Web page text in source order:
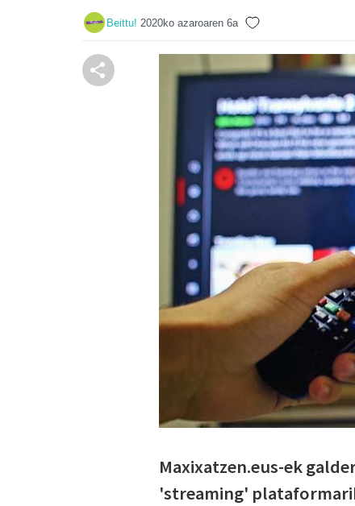
Beittu! 2020ko azaroaren 6a
Maxixatzen.eus-ek
'streaming'